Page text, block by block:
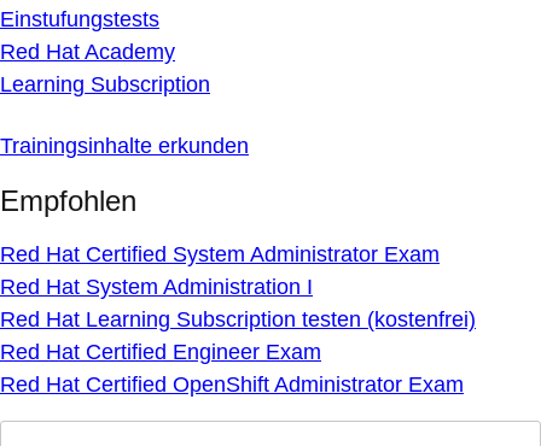
Einstufungstests
Red Hat Academy
Learning Subscription
Trainingsinhalte erkunden
Empfohlen
Red Hat Certified System Administrator Exam
Red Hat System Administration I
Red Hat Learning Subscription testen (kostenfrei)
Red Hat Certified Engineer Exam
Red Hat Certified OpenShift Administrator Exam